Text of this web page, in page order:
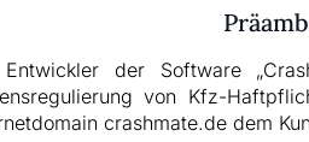
der Software
von Kfz-
crashmate.de dem